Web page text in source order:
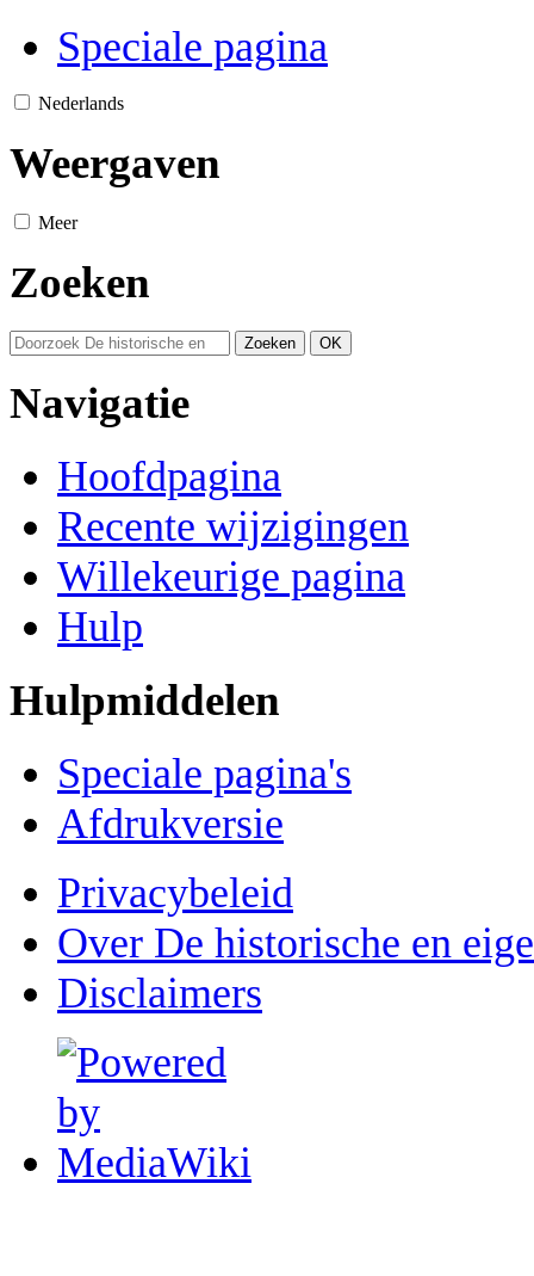
Speciale pagina
Nederlands
Weergaven
Meer
Zoeken
Navigatie
Hoofdpagina
Recente wijzigingen
Willekeurige pagina
Hulp
Hulpmiddelen
Speciale pagina's
Afdrukversie
Privacybeleid
Over De historische en
Disclaimers